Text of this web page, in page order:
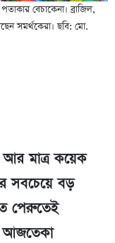
বেচাকেনা। ব্রাজিল,
সমর্থকেরা। ছবি: মো.
আর মাত্র কয়েক
সবচেয়ে বড়
পেরুতেই
আজতেকা